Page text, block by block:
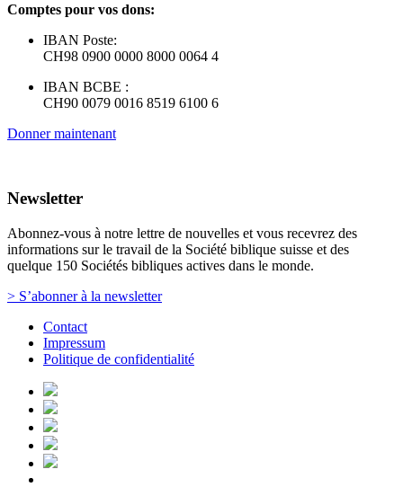
Comptes pour vos dons:
IBAN Poste:
CH98 0900 0000 8000 0064 4
IBAN BCBE :
CH90 0079 0016 8519 6100 6
Donner maintenant
Newsletter
Abonnez-vous à notre lettre de nouvelles et vous recevrez des
informations sur le travail de la Société biblique suisse et des
quelque 150 Sociétés bibliques actives dans le monde.
> S’abonner à la newsletter
Contact
Impressum
Politique de confidentialité